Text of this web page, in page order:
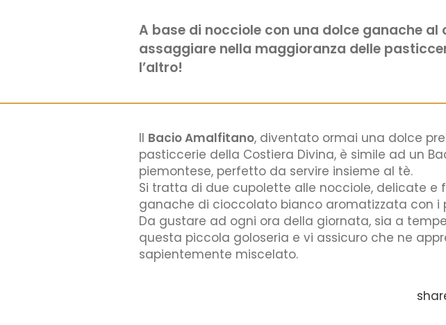
A base di nocciole con una dolce ganache
assaggiare nella maggioranza delle
l’altro!
Il Bacio Amalfitano, diventato ormai una dolce
pasticcerie della Costiera Divina, è simile ad un
piemontese, perfetto da servire insieme al tè.
Si tratta di due cupolette alle nocciole, delicate e
ganache di cioccolato bianco aromatizzata con i
Da gustare ad ogni ora della giornata, sia a
questa piccola goloseria e vi assicuro che ne
sapientemente miscelato.